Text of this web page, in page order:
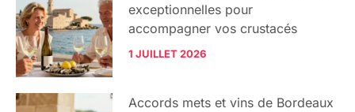
exceptionnelles pour
accompagner vos crustacés
1 JUILLET 2026
Accords mets et vins de Bordeaux